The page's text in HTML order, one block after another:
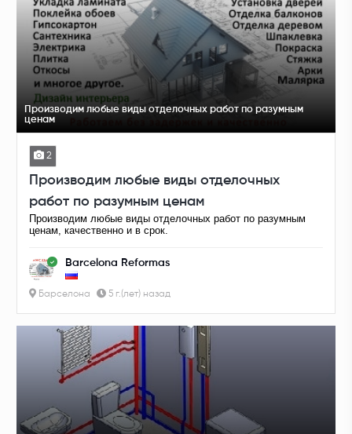
Производим любые виды отделочных работ по разумным
ценам
2
Производим любые виды отделочных
работ по разумным ценам
Производим любые виды отделочных работ по разумным
ценам, качественно и в срок.
Barcelona Reformas
Барселона 5 г.(лет) назад